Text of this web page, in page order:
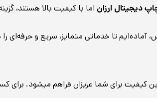
دیجیتال ارزان اما با کیفیت بالا هستند،
تا خدماتی متمایز، سریع و حرفه‌ای
کیفیت برای شما عزیزان فراهم میشود.